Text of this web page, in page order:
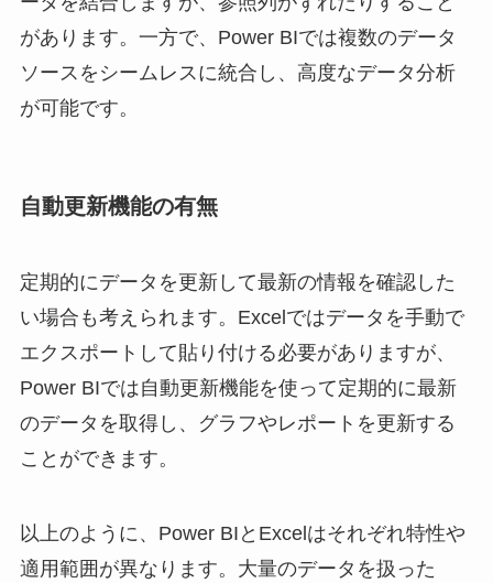
があります。一方で、Power BIでは複数のデータ
ソースをシームレスに統合し、高度なデータ分析
が可能です。
自動更新機能の有無
定期的にデータを更新して最新の情報を確認した
い場合も考えられます。Excelではデータを手動で
エクスポートして貼り付ける必要がありますが、
Power BIでは自動更新機能を使って定期的に最新
のデータを取得し、グラフやレポートを更新する
ことができます。
以上のように、Power BIとExcelはそれぞれ特性や
適用範囲が異なります。大量のデータを扱った